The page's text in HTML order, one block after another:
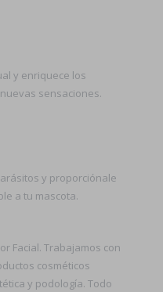
y enriquece los
sensaciones.
y proporciónale
a tu mascota.
Facial. Trabajamos con
cosméticos
y podología. Todo